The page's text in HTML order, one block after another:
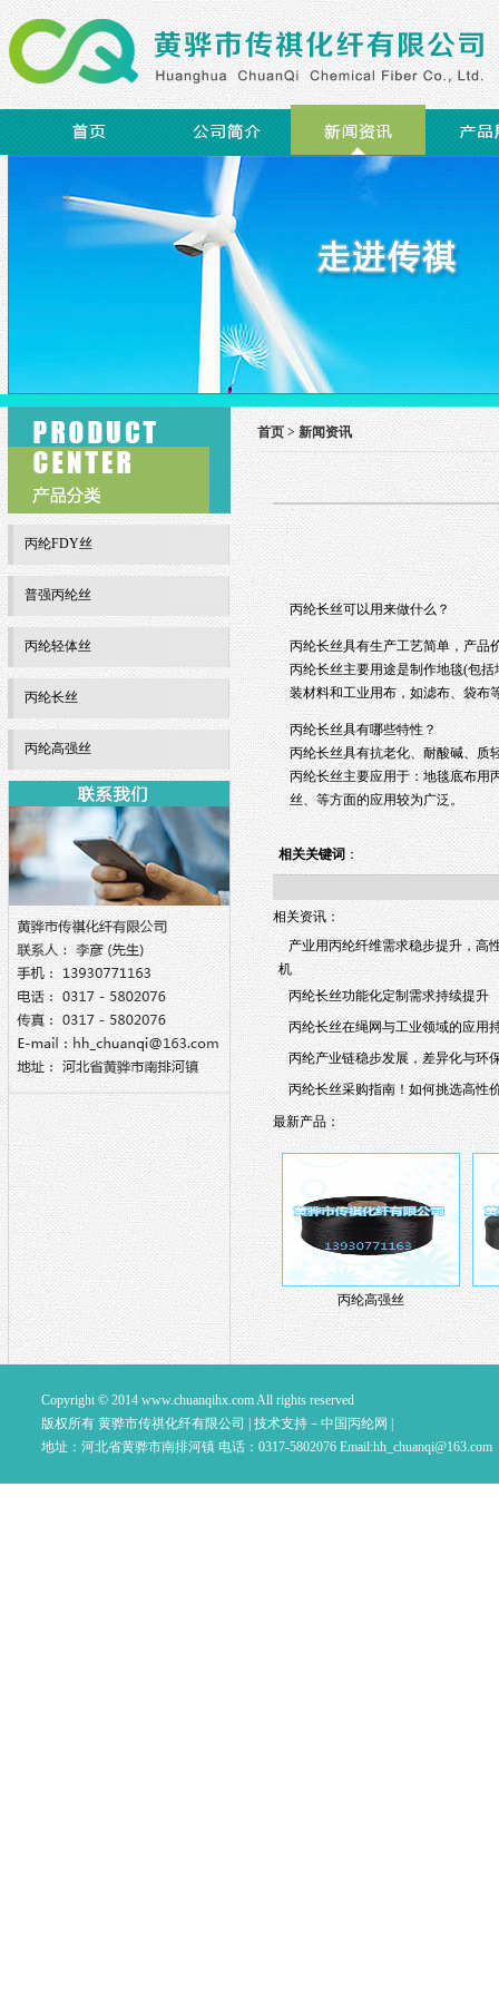
丙纶FDY丝
普强丙纶丝
丙纶轻体丝
丙纶长丝
丙纶高强丝
首页 > 新闻资讯
丙纶长丝可以用来做什么？
丙纶长丝具有生产工艺简单，产品
丙纶长丝主要用途是制作地毯(包
装材料和工业用布，如滤布、袋布
丙纶长丝具有哪些特性？
丙纶长丝具有抗老化、耐酸碱、质
丙纶长丝主要应用于：地毯底布用
丝、等方面的应用较为广泛。
相关关键词 ：
相关资讯：
产业用丙纶纤维需求稳步提升，高
机
丙纶长丝功能化定制需求持续提升
丙纶长丝在绳网与工业领域的应用
丙纶产业链稳步发展，差异化与环
丙纶长丝采购指南！如何挑选高性
最新产品：
丙纶高强丝
Copyright © 2014 www.chuanqihx.comAll rights reserved
版权所有 黄骅市传祺化纤有限公司 | 技术支持－中国丙纶网
地址：河北省黄骅市南排河镇 电话：0317-5802076 Email:hh_chuanqi@163.com